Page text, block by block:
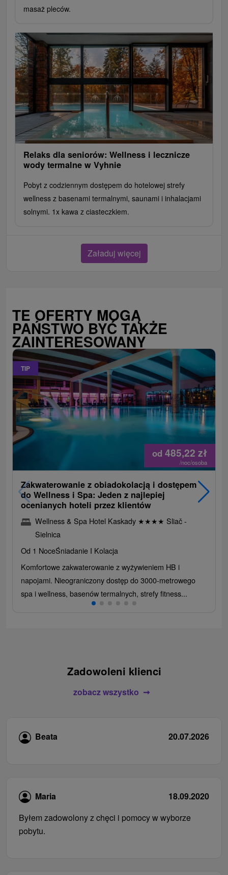
masaż pleców.
Relaks dla seniorów: Wellness i lecznicze
wody termalne w Vyhnie
Pobyt z codziennym dostępem do hotelowej strefy
wellness z basenami termalnymi, saunami i inhalacjami
solnymi. 1x kawa z ciasteczkiem.
Załaduj więcej
TE OFERTY MOGĄ
PAŃSTWO BYĆ TAKŻE
ZAINTERESOWANY
TIP
od 485,22 zł
/noc/osoba
Zakwaterowanie z obiadokolacją i dostępem
do Wellness i Spa: Jeden z najlepiej
ocenianych hoteli przez klientów
Wellness & Spa Hotel Kaskady ★★★★ Sliač -
Sielnica
Od 1 NoceŚniadanie I Kolacja
Komfortowe zakwaterowanie z wyżywieniem HB i
napojami. Nieograniczony dostęp do 3000-metrowego
spa i wellness, basenów termalnych, strefy fitness...
Zadowoleni klienci
zobacz wszystko
Beata 20.07.2026
Maria
18.09.2020
Byłem zadowolony z chęci i pomocy w wyborze
pobytu.